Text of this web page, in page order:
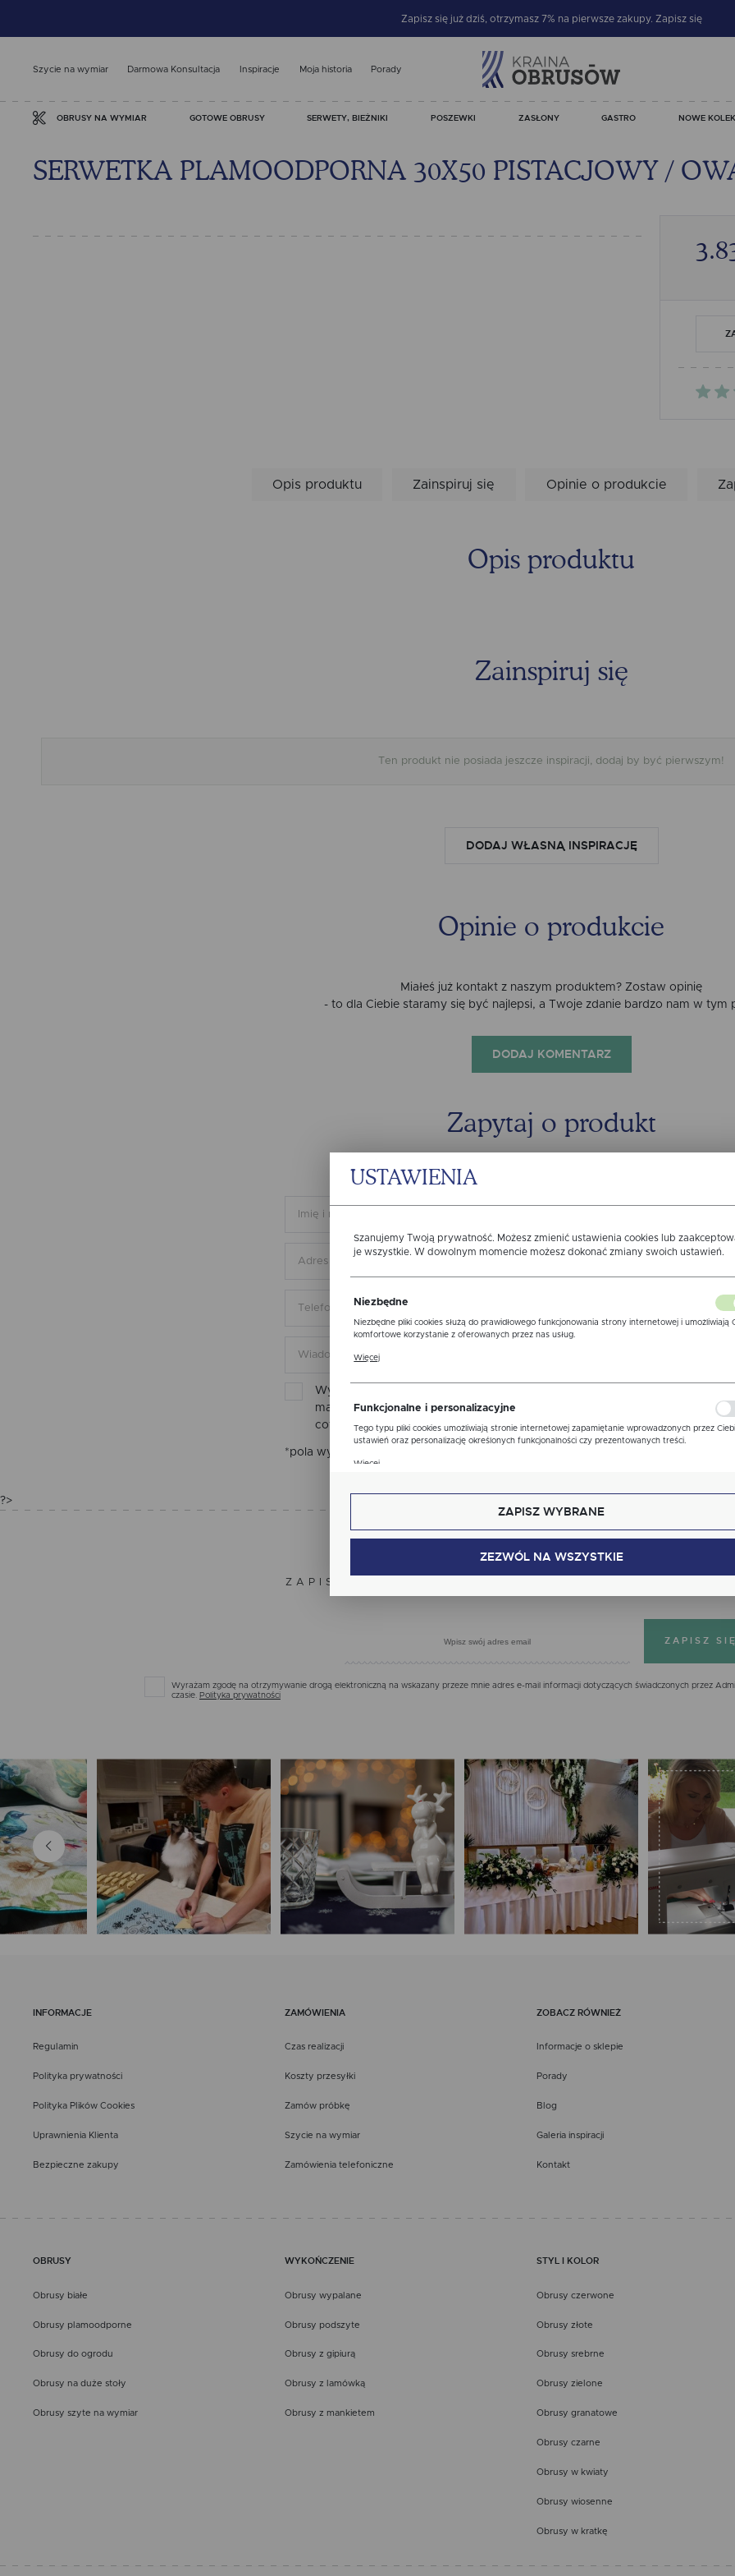
Zapisz się już dziś, otrzymasz 7% na pierwsze zakupy. Zapisz się
Szycie na wymiar Darmowa Konsultacja Inspiracje Moja historia Porady
OBRUSY NA WYMIAR GOTOWE OBRUSY SERWETY, BIEŻNIKI POSZEWKI ZASŁONY GASTRO NOWE
SERWETKA PLAMOODPORNA 30X50 PISTACJOWY /
Opis produktu Zainspiruj się Opinie o produkcie
Opis produktu
Zainspiruj się
Ten produkt nie posiada jeszcze inspiracji, dodaj by być pierwszym!
DODAJ WŁASNĄ INSPIRACJĘ
Opinie o produkcie
Miałeś już kontakt z naszym produktem? Zostaw opinię
- to dla Ciebie staramy się być najlepsi, a Twoje zdanie bardzo nam w tym
DODAJ KOMENTARZ
Zapytaj o produkt
Wyrażam zgodę na otrzymywanie drogą elektroniczną na wskazany przeze
mail informacji dotyczących świadczonych przez Administratora.Zgoda
cofnięta w każdym czasie.Polityka prywatności
*pola wymagane WYŚLIJ
?>
Zapisz się do newslettera
ZAPISZ SIĘ JUŻ DZIŚ, OTRZYMASZ 7% NA
Wyrażam zgodę na otrzymywanie drogą elektroniczną na wskazany przeze mnie adres e-mail informacji dotyczących świadczonych przez
czasie. Polityka prywatności
INFORMACJE
Regulamin
Polityka prywatności
Polityka Plików Cookies
Uprawnienia Klienta
Bezpieczne zakupy
ZAMÓWIENIA
Czas realizacji
Koszty przesyłki
Zamów próbkę
Szycie na wymiar
Zamówienia telefoniczne
ZOBACZ RÓWNIEŻ
Informacje o sklepie
Porady
Blog
Galeria inspiracji
Kontakt
OBRUSY
Obrusy białe
Obrusy plamoodporne
Obrusy do ogrodu
Obrusy na duże stoły
Obrusy szyte na wymiar
WYKOŃCZENIE
Obrusy wypalane
Obrusy podszyte
Obrusy z gipiurą
Obrusy z lamówką
Obrusy z mankietem
STYL I KOLOR
Obrusy czerwone
Obrusy złote
Obrusy srebrne
Obrusy zielone
Obrusy granatowe
Obrusy czarne
Obrusy w kwiaty
Obrusy wiosenne
Obrusy w kratkę
USTAWIENIA
Szanujemy Twoją prywatność. Możesz zmienić ustawienia cookies lub
je wszystkie. W dowolnym momencie możesz dokonać zmiany swoich ustawień.
Niezbędne
Niezbędne pliki cookies służą do prawidłowego funkcjonowania strony internetowej i umożliwiają
komfortowe korzystanie z oferowanych przez nas usług.
ustawień preferencji prywatności, logowania czy wypełniania formularzy. Dzięki plikom cookies
Więcej
Funkcjonalne i personalizacyjne
Tego typu pliki cookies umożliwiają stronie internetowej zapamiętanie wprowadzonych przez
ustawień oraz personalizację określonych funkcjonalności czy prezentowanych treści.
Więcej
Cookies analityczne pozwalają na uzyskanie informacji w zakresie wykorzystywania witryny
internetowej, miejsca oraz częstotliwości, z jaką odwiedzane są nasze serwisy www. Dane
nam na ocenę naszych serwisów internetowych pod względem ich popularności wśród
stronach naszych partnerów.
promocyjne mogą pojawić się na stronach podmiotów trzecich lub firm będących naszymi
ZAPISZ WYBRANE
ZEZWÓL NA WSZYSTKIE